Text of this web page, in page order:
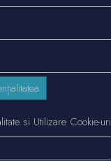
si Utilizare Cookie-uri